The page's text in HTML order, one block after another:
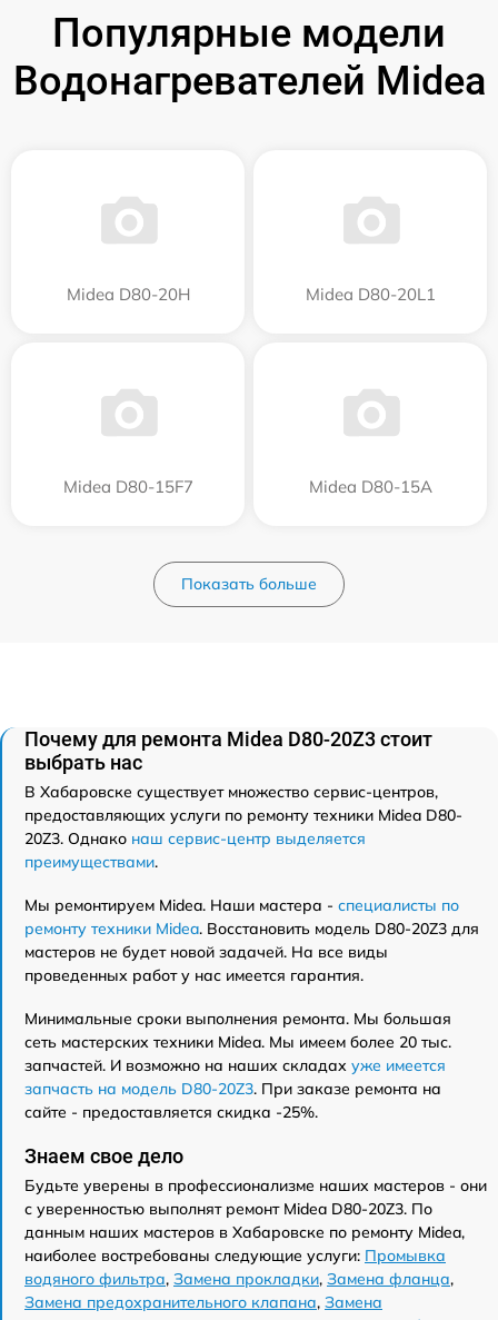
Популярные модели
Водонагревателей Midea
Midea D80-20Н Midea D80-20L1
Midea D80-15F7 Midea D80-15A
Показать больше
Почему для ремонта Midea D80-20Z3 стоит
выбрать нас
В Хабаровске существует множество сервис-центров,
предоставляющих услуги по ремонту техники Midea D80-
20Z3. Однако наш сервис-центр выделяется
преимуществами.
Мы ремонтируем Midea. Наши мастера - специалисты по
ремонту техники Midea. Восстановить модель D80-20Z3 для
мастеров не будет новой задачей. На все виды
проведенных работ у нас имеется гарантия.
Минимальные сроки выполнения ремонта. Мы большая
сеть мастерских техники Midea. Мы имеем более 20 тыс.
запчастей. И возможно на наших складах уже имеется
запчасть на модель D80-20Z3. При заказе ремонта на
сайте - предоставляется скидка -25%.
Знаем свое дело
Будьте уверены в профессионализме наших мастеров - они
с уверенностью выполнят ремонт Midea D80-20Z3. По
данным наших мастеров в Хабаровске по ремонту Midea,
наиболее востребованы следующие услуги: Промывка
водяного фильтра, Замена прокладки, Замена фланца,
Замена предохранительного клапана, Замена